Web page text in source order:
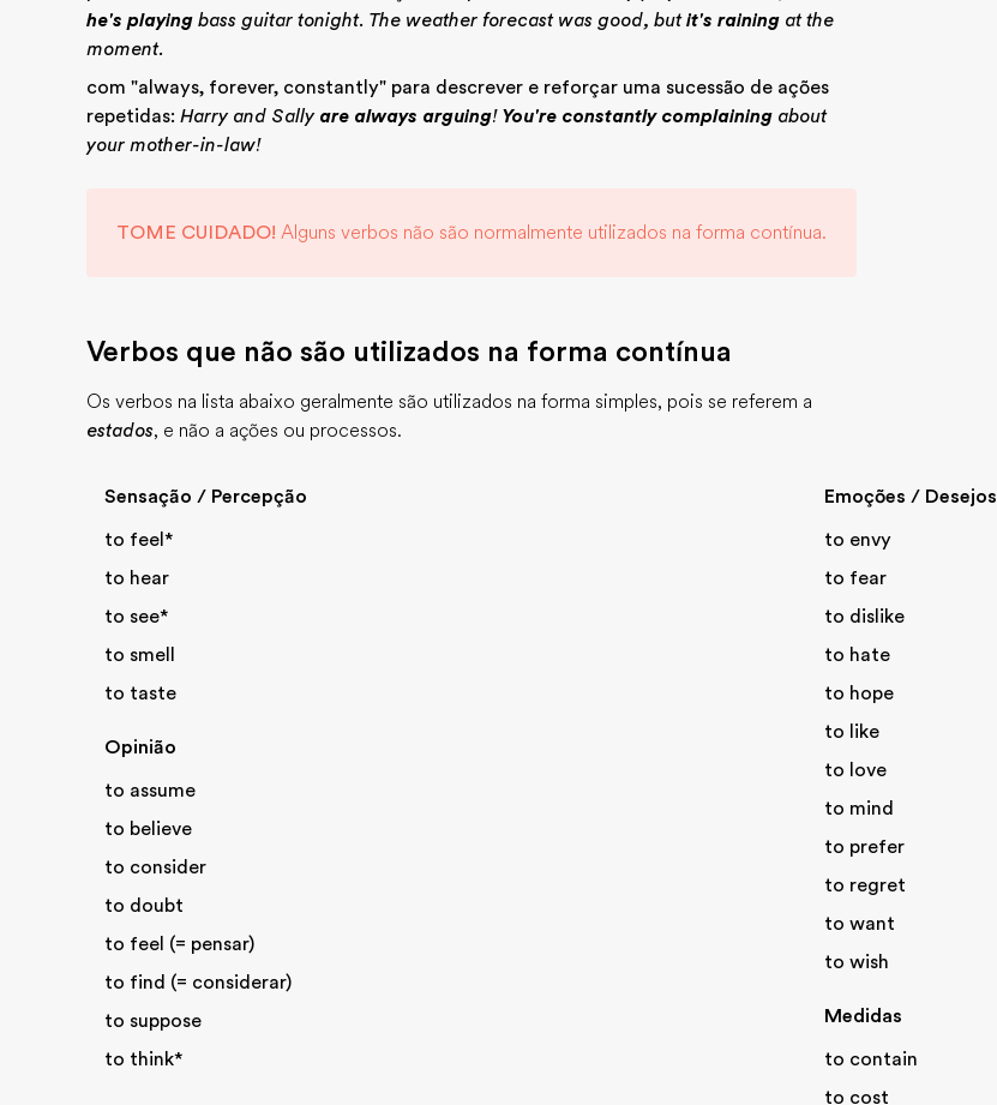
he's playing bass guitar tonight. The weather forecast was good, butit's raining at the
moment.
com "always, forever, constantly" para descrever e reforçar uma sucessão de ações
repetidas: Harry and Sally are always arguing! You're constantly complaining about
your mother-in-law!
TOME CUIDADO! Alguns verbos não são normalmente utilizados na forma contínua.
Verbos que não são utilizados na forma contínua
Os verbos na lista abaixo geralmente são utilizados na forma simples, pois se referem a
estados, e não a ações ou processos.
Sensação / Percepção
to feel*
to hear
to see*
to smell
to taste
Opinião
to assume
to believe
to consider
to doubt
to feel (= pensar)
to find (= considerar)
to suppose
to think*
Emoções / Desejos
to envy
to fear
to dislike
to hate
to hope
to like
to love
to mind
to prefer
to regret
to want
to wish
Medidas
to contain
to cost